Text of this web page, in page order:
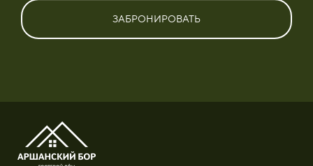
ЗАБРОНИРОВАТЬ